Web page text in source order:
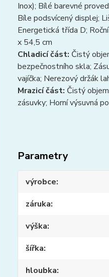
Inox); Bílé barevné
Bíle podsvícený displej;
Energetická třída D;
x 54,5 cm
Chladicí část: Čistý
bezpečnostního skla;
vajíčka; Nerezový držák
Mrazicí část: Čistý
zásuvky; Horní výsuvná
Parametry
výrobce
záruka
výška
šířka
hloubka